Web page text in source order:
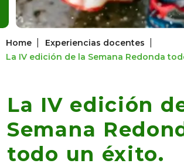
Home Experiencias docentes
La IV edición de la Semana Redonda
La IV edición
Semana
todo un éxito.